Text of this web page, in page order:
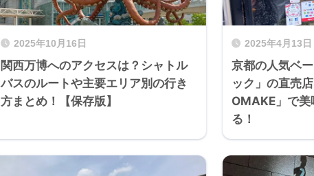
2025年10月16日
関西万博へのアクセスは？シャトル
バスのルートや主要エリア別の行き
方まとめ！【保存版】
2025年4月13日
京都の人気ベ
ック」の直売
OMAKE」で美
る！